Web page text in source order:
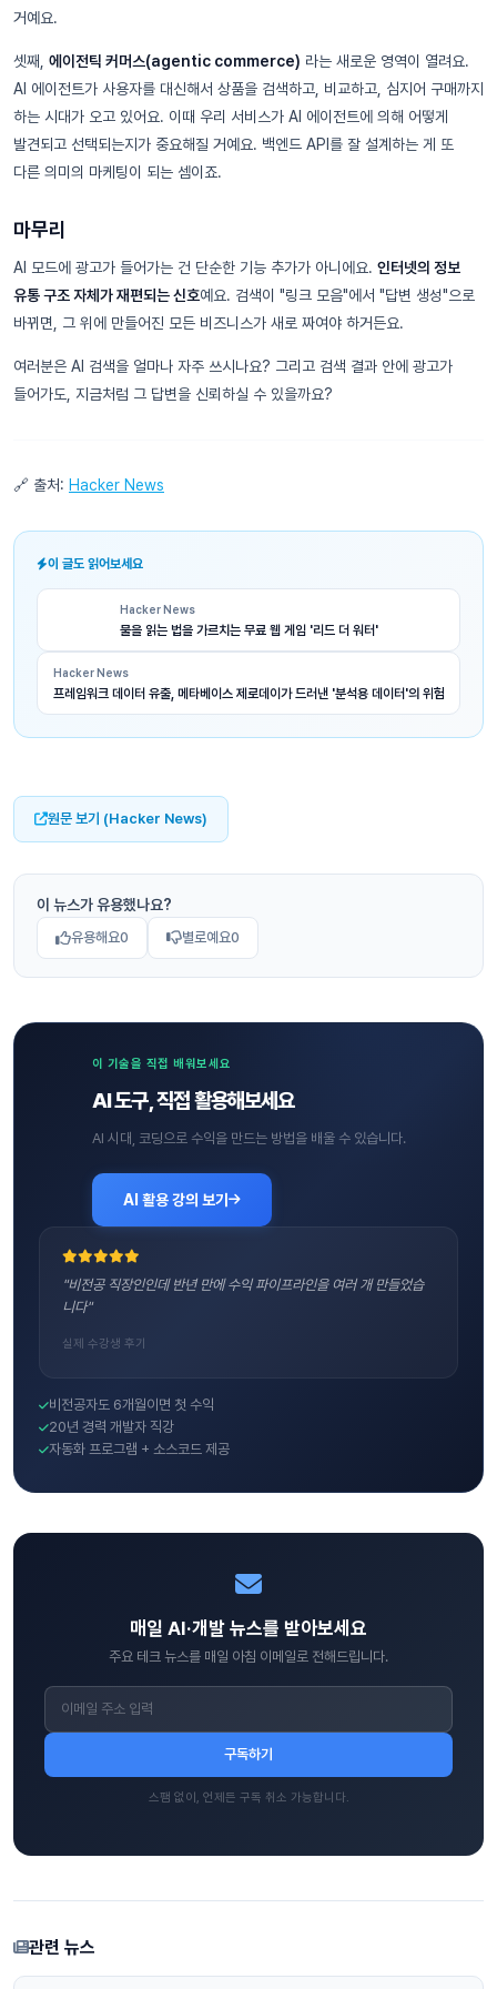
거예요.
셋째, 에이전틱 커머스(agentic commerce) 라는 새로운 영역이 열려요.
AI 에이전트가 사용자를 대신해서 상품을 검색하고, 비교하고, 심지어 구매까지
하는 시대가 오고 있어요. 이때 우리 서비스가 AI 에이전트에 의해 어떻게
발견되고 선택되는지가 중요해질 거예요. 백엔드 API를 잘 설계하는 게 또
다른 의미의 마케팅이 되는 셈이죠.
마무리
AI 모드에 광고가 들어가는 건 단순한 기능 추가가 아니에요. 인터넷의 정보
유통 구조 자체가 재편되는 신호예요. 검색이 "링크 모음"에서 "답변 생성"으로
바뀌면, 그 위에 만들어진 모든 비즈니스가 새로 짜여야 하거든요.
여러분은 AI 검색을 얼마나 자주 쓰시나요? 그리고 검색 결과 안에 광고가
들어가도, 지금처럼 그 답변을 신뢰하실 수 있을까요?
🔗 출처: Hacker News
이 글도 읽어보세요
Hacker News
물을 읽는 법을 가르치는 무료 웹 게임 '리드 더 워터'
Hacker News
프레임워크 데이터 유출, 메타베이스 제로데이가 드러낸 '분석용 데이터'의 위험
원문 보기 (Hacker News)
이 뉴스가 유용했나요?
유용해요0 별로예요0
이 기술을 직접 배워보세요
AI 도구, 직접 활용해보세요
AI 시대, 코딩으로 수익을 만드는 방법을 배울 수 있습니다.
AI 활용 강의 보기
"비전공 직장인인데 반년 만에 수익 파이프라인을 여러 개 만들었습
니다"
실제 수강생 후기
비전공자도 6개월이면 첫 수익
20년 경력 개발자 직강
자동화 프로그램 + 소스코드 제공
매일 AI·개발 뉴스를 받아보세요
주요 테크 뉴스를 매일 아침 이메일로 전해드립니다.
구독하기
스팸 없이, 언제든 구독 취소 가능합니다.
관련 뉴스